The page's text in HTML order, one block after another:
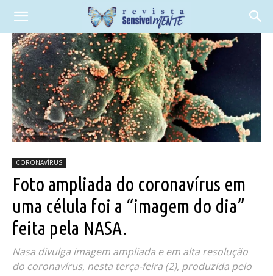
CORONAVÍRUS
Foto ampliada do coronavírus em
uma célula foi a “imagem do dia”
feita pela NASA.
Nasa divulga imagem ampliada e em alta resolução
do coronavírus, nesta terça-feira (2), produzida pelo